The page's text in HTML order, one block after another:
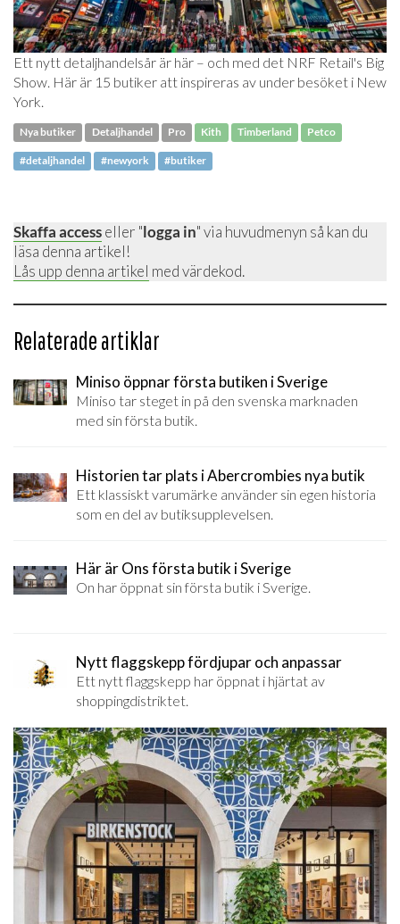
Ett nytt detaljhandelsår är här – och med det NRF Retail's Big
Show. Här är 15 butiker att inspireras av under besöket i New
York.
Nya butiker Detaljhandel Pro Kith Timberland Petco
#detaljhandel #newyork #butiker
Skaffa accesseller "logga in" via huvudmenyn så kan du
läsa denna artikel!
Lås upp denna artikel med värdekod.
Relaterade artiklar
Miniso öppnar första butiken i Sverige
Miniso tar steget in på den svenska marknaden
med sin första butik.
Historien tar plats i Abercrombies nya butik
Ett klassiskt varumärke använder sin egen historia
som en del av butiksupplevelsen.
Här är Ons första butik i Sverige
On har öppnat sin första butik i Sverige.
Nytt flaggskepp fördjupar och anpassar
Ett nytt flaggskepp har öppnat i hjärtat av
shoppingdistriktet.